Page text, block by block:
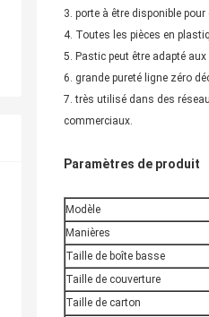
3. porte à être disponible
4. Toutes les pièces en
5. Pastic peut être adapté
6. grande pureté ligne zéro
7. très utilisé dans des
commerciaux.
Paramètres de produit
Modèle
Manières
Taille de boîte basse
Taille de couverture
Taille de carton